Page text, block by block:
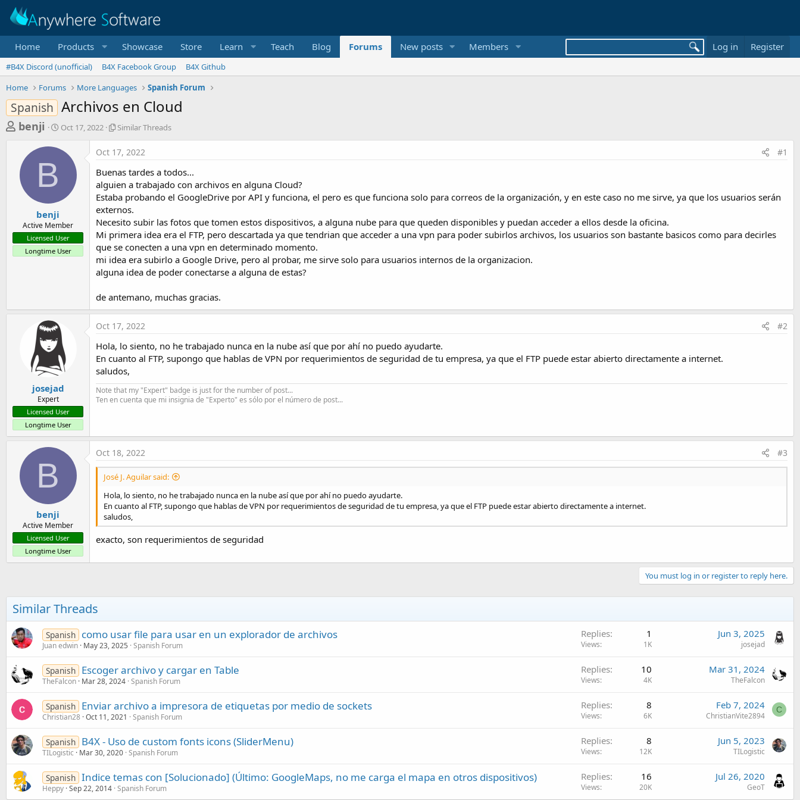
Home Products Showcase Store Learn Teach Blog Forums New posts Members Log in Register
#B4X Discord (unofficial) B4X Facebook Group
B4X Github
Home
Forums More Languages Spanish Forum
Spanish Archivos en Cloud
T
e
a
t
a
r
benji
S
t
Oct 17, 2022
S
i
a
r
T
h
r
e
a
d
s
Similar Threads
B
benji
Active Member
Licensed User
Longtime User
Oct 17, 2022 #1
Buenas tardes a todos...
alguien a trabajado con archivos en alguna Cloud?
Estaba probando el GoogleDrive por API y funciona, el pero es que funciona solo para correos de la organización, y en este caso no me sirve, ya que los usuarios serán
externos.
Necesito subir las fotos que tomen estos dispositivos, a alguna nube para que queden disponibles y puedan acceder a ellos desde la oficina.
Mi primera idea era el FTP, pero descartada ya que tendrian que acceder a una vpn para poder subirlos archivos, los usuarios son bastante basicos como para decirles
que se conecten a una vpn en determinado momento.
mi idea era subirlo a Google Drive, pero al probar, me sirve solo para usuarios internos de la organizacion.
alguna idea de poder conectarse a alguna de estas?
de antemano, muchas gracias.
josejad
Expert
Licensed User
Longtime User
Oct 17, 2022 #2
Hola, lo siento, no he trabajado nunca en la nube así que por ahí no puedo ayudarte.
En cuanto al FTP, supongo que hablas de VPN por requerimientos de seguridad de tu empresa, ya que el FTP puede estar abierto directamente a internet.
saludos,
Note that my "Expert" badge is just for the number of post...
Ten en cuenta que mi insignia de "Experto" es sólo por el número de post...
B
benji
Active Member
Licensed User
Longtime User
Oct 18, 2022 #3
José J. Aguilar said:
Hola, lo siento, no he trabajado nunca en la nube así que por ahí no puedo ayudarte.
En cuanto al FTP, supongo que hablas de VPN por requerimientos de seguridad de tu empresa, ya que el FTP puede estar abierto directamente a internet.
saludos,
exacto, son requerimientos de seguridad
You must log in or register to reply here.
Similar Threads
Spanish como usar file para usar en un explorador de archivos
Juan edwin May 23, 2025 Spanish Forum
Replies 1
Views 1K
Jun 3, 2025
josejad
Spanish Escoger archivo y cargar en Table
TheFalcon Mar 28, 2024 Spanish Forum
Replies 10
Views 4K
Mar 31, 2024
TheFalcon
Spanish Enviar archivo a impresora de etiquetas por medio de sockets
Christian28 Oct 11, 2021 Spanish Forum
Replies 8
Views 6K
Feb 7, 2024
ChristianVite2894
C
Spanish B4X - Uso de custom fonts icons (SliderMenu)
TILogistic Mar 30, 2020 Spanish Forum
Replies 8
Views 12K
Jun 5, 2023
TILogistic
Spanish Indice temas con [Solucionado] (Último: GoogleMaps, no me carga el mapa en otros dispositivos)
Heppy Sep 22, 2014 Spanish Forum
Replies 16
Views 20K
Jul 26, 2020
GeoT